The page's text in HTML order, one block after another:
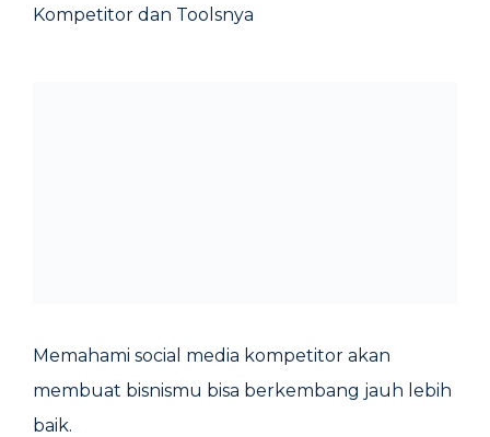
Kompetitor dan Toolsnya
Memahami social media kompetitor akan
membuat bisnismu bisa berkembang jauh lebih
baik.